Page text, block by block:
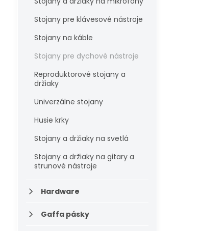
Stojany pre klávesové nástroje
Stojany na káble
Stojany pre dychové nástroje
Reproduktorové stojany a
držiaky
Univerzálne stojany
Husie krky
Stojany a držiaky na svetlá
Stojany a držiaky na gitary a
strunové nástroje
Hardware
Gaffa pásky